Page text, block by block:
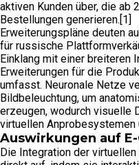
aktiven Kunden über, die ab
Bestellungen generieren.[1]
Erweiterungspläne deuten
für russische
Einklang mit einer breiteren
Erweiterungen für die
umfasst. Neuronale Netze
Bildbeleuchtung, um
erzeugen, wodurch visuelle
virtuellen Anprobesystemen
Auswirkungen auf
Die Integration der